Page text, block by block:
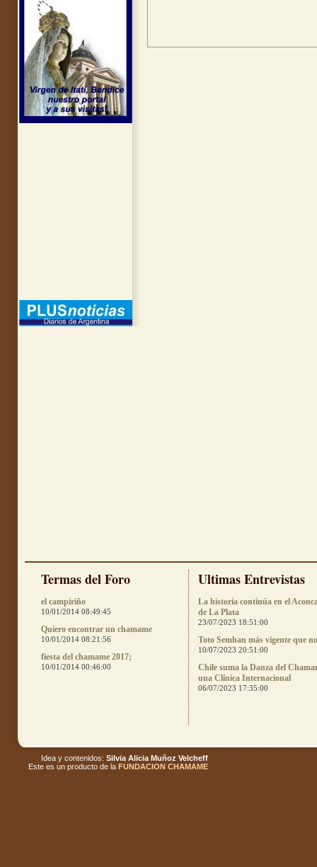
Termas del Foro
el campiriño
10/01/2014 08:49:45
Quiero encontrar un chamame
10/01/2014 08:21:56
fiesta del chamame 2017;
10/01/2014 00:46:00
Ultimas Entrevistas
La historia continúa en el
de La Plata
23/07/2023 18:51:00
Toto Semhan más vigente que
10/07/2023 20:51:00
Chile suma la Danza del
una Clínica Internacional
06/07/2023 17:35:00
Idea y contenidos: Silvia Alicia Muñoz Velcheff
Este es un producto de la FUNDACION CHAMAME